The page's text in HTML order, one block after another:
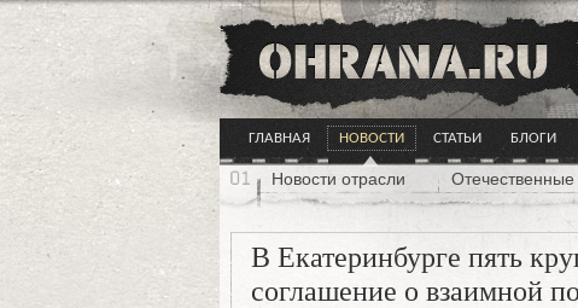
ГЛАВНАЯ НОВОСТИ СТАТЬИ БЛОГИ
Новости отрасли Отечественные
В Екатеринбурге пять
соглашение о взаимной